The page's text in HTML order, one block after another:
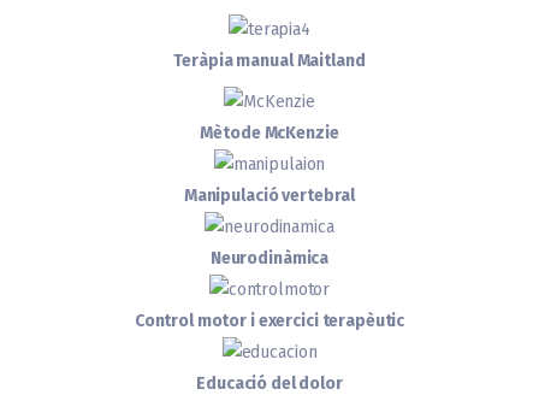
Teràpia manual Maitland
Mètode McKenzie
Manipulació vertebral
Neurodinàmica
Control motor i exercici terapèutic
Educació del dolor